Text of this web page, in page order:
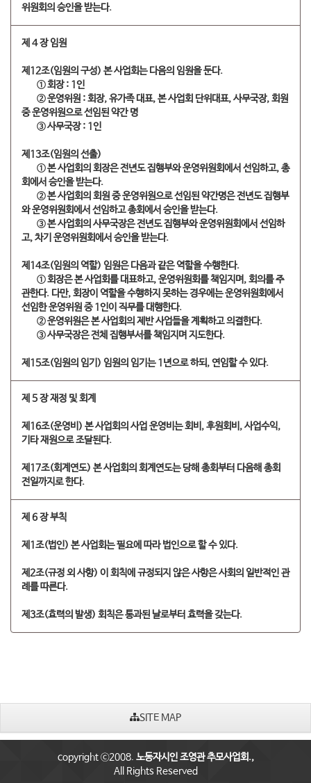
위원회의 승인을 받는다.
제 4 장 임원
제12조(임원의 구성) 본 사업회는 다음의 임원을 둔다.
​① 회장 : 1인
​② 운영위원 : 회장, 유가족 대표, 본 사업회 단위대표, 사무국장, 회원
중 운영위원으로 선임된 약간 명
​③ 사무국장 : 1인
제13조(임원의 선출)
​① 본 사업회의 회장은 전년도 집행부와 운영위원회에서 선임하고, 총
회에서 승인을 받는다.
​② 본 사업회의 회원 중 운영위원으로 선임된 약간명은 전년도 집행부
와 운영위원회에서 선임하고 총회에서 승인을 받는다.
​③ 본 사업회의 사무국장은 전년도 집행부와 운영위원회에서 선임하
고, 차기 운영위원회에서 승인을 받는다.
제14조(임원의 역할) 임원은 다음과 같은 역할을 수행한다.
​① 회장은 본 사업회를 대표하고, 운영위원회를 책임지며, 회의를 주
관한다. 다만, 회장이 역할을 수행하지 못하는 경우에는 운영위원회에서
선임한 운영위원 중 1인이 직무를 대행한다.
​② 운영위원은 본 사업회의 제반 사업들을 계획하고 의결한다.
​③ 사무국장은 전체 집행부서를 책임지며 지도한다.
제15조(임원의 임기) 임원의 임기는 1년으로 하되, 연임할 수 있다.
제 5 장 재정 및 회계
제16조(운영비) 본 사업회의 사업 운영비는 회비, 후원회비, 사업수익,
기타 재원으로 조달된다.
제17조(회계연도) 본 사업회의 회계연도는 당해 총회부터 다음해 총회
전일까지로 한다.
제 6 장 부칙
제1조(법인) 본 사업회는 필요에 따라 법인으로 할 수 있다.
제2조(규정 외 사항) 이 회칙에 규정되지 않은 사항은 사회의 일반적인 관
례를 따른다.
제3조(효력의 발생) 회칙은 통과된 날로부터 효력을 갖는다.​
SITE MAP
copyright ⓒ2008. 노동자시인 조영관 추모사업회.,
All Rights Reserved